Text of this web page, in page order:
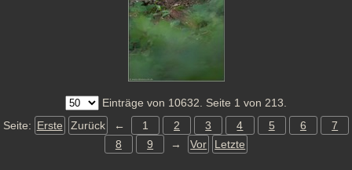
Einträge von 10632. Seite 1 von 213.
Seite: Erste Zurück ← 1 2 3 4 5 6
7
8
9 → Vor Letzte